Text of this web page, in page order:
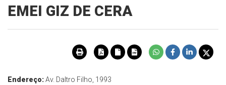
EMEI GIZ DE CERA
Endereço:Av. Daltro Filho, 1993